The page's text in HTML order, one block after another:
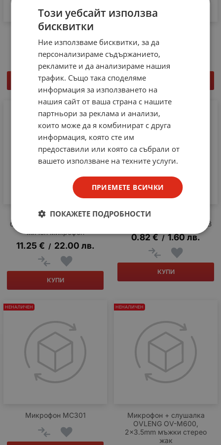
Микрофон SM-338
€ / 6.20 лв.
КУПИ
3.27€
МИКРОФОН WDM-308,
безжичен с 1бр приемник ,
жичен микрофон
11.25 € / 22.00 лв.
КУПИ
Електретен МИКРОФОН
МИНИ DG09748AD/P/60dB
0.82€ / 1.60лв.
КУПИ
Микрофон MC301
НЕНАЛИЧЕН
Микрофон + слушалка
OVLENG OV-M600,
2x3.5mm мъжки стерео
жак
НЕНАЛИЧЕН
Този уебсайт използва
бисквитки
Ние използваме бисквитки, за да
персонализираме съдържанието,
рекламите и да анализираме нашия
трафик. Също така споделяме
информация за използването на
нашия сайт от ваша страна с нашите
партньори за реклама и анализи,
които може да я комбинират с друга
информация, която сте им
предоставили или която са събрали от
вашето използване на техните услуги.
ПРИЕМЕТЕ ВСИЧКИ
ПОКАЖЕТЕ ПОДРОБНОСТИ